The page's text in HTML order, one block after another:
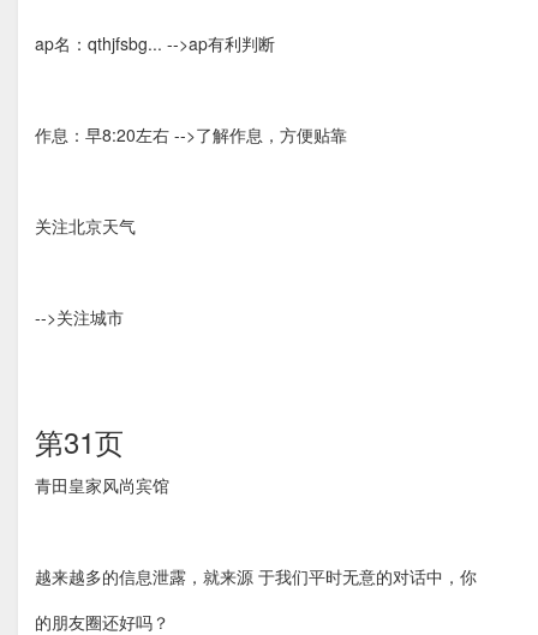
ap名：qthjfsbg... -->ap有利判断
作息：早8:20左右 -->了解作息，方便贴靠
关注北京天气
-->关注城市
第31页
青田皇家风尚宾馆
越来越多的信息泄露，就来源 于我们平时无意的对话中，你
的朋友圈还好吗？